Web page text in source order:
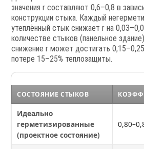
значения r составляют 0,6–0,8 в
конструкции стыка. Каждый
утеплённый стык снижает r на
количестве стыков (панельное
снижение r может достигать
потере 15–25% теплозащиты.
СОСТОЯНИЕ СТЫКОВ
Идеально
герметизированные
(проектное состояние)